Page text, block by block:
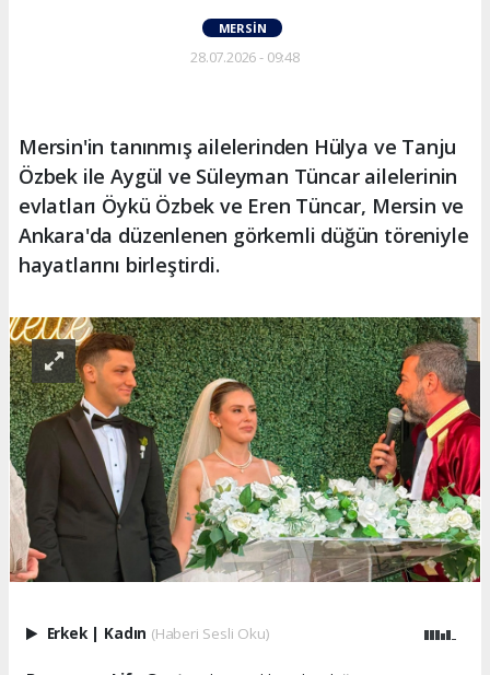
MERSIN
28.07.2026 - 09:48
Mersin'in tanınmış ailelerinden Hülya ve Tanju
Özbek ile Aygül ve Süleyman Tüncar ailelerinin
evlatları Öykü Özbek ve Eren Tüncar, Mersin ve
Ankara'da düzenlenen görkemli düğün töreniyle
hayatlarını birleştirdi.
Erkek | Kadın (Haberi Sesli Oku)